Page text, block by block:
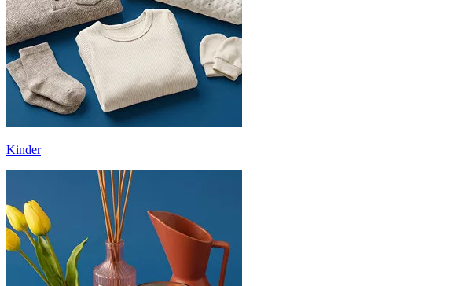
Kinder